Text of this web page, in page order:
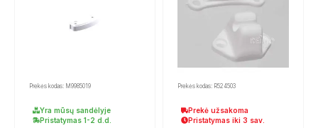
Prekės kodas: M9985019
Yra mūsų sandėlyje
Pristatymas 1-2 d.d.
Prekės kodas: R524503
Prekė užsakoma
Pristatymas iki 3 sav.